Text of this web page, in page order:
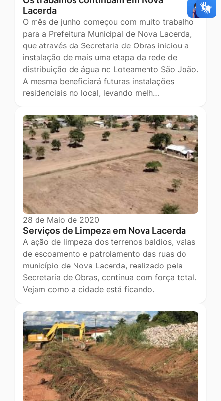
Lacerda
O mês de junho começou com muito trabalho
para a Prefeitura Municipal de Nova Lacerda,
que através da Secretaria de Obras iniciou a
instalação de mais uma etapa da rede de
distribuição de água no Loteamento São João.
A mesma beneficiará futuras instalações
residenciais no local, levando melh…
28 de Maio de 2020
Serviços de Limpeza em Nova Lacerda
A ação de limpeza dos terrenos baldios, valas
de escoamento e patrolamento das ruas do
município de Nova Lacerda, realizado pela
Secretaria de Obras, continua com força total.
Vejam como a cidade está ficando.